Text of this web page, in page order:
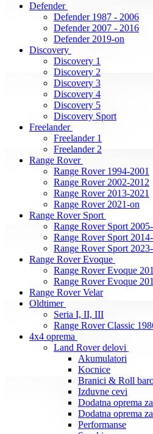
Defender
Defender 1987 - 2006
Defender 2007 - 2016
Defender 2019-on
Discovery
Discovery 1
Discovery 2
Discovery 3
Discovery 4
Discovery 5
Discovery Sport
Freelander
Freelander 1
Freelander 2
Range Rover
Range Rover 1994-2001
Range Rover 2002-2012
Range Rover 2013-2021
Range Rover 2021-on
Range Rover Sport
Range Rover Sport
Range Rover Sport
Range Rover Sport
Range Rover Evoque
Range Rover Evoque
Range Rover Evoque
Range Rover Velar
Oldtimer
Seria I, II, III
Range Rover Classic
4x4 oprema
Land Rover delovi
Akumulatori
Kocnice
Branici & Roll
Izduvne cevi
Dodatna oprema
Dodatna oprema
Performanse